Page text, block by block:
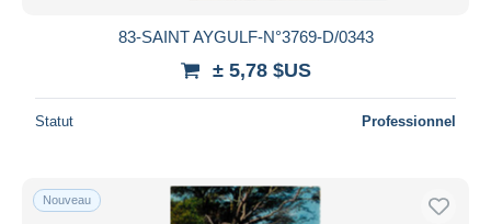
83-SAINT AYGULF-N°3769-D/0343
± 5,78 $US
Statut Professionnel
Nouveau